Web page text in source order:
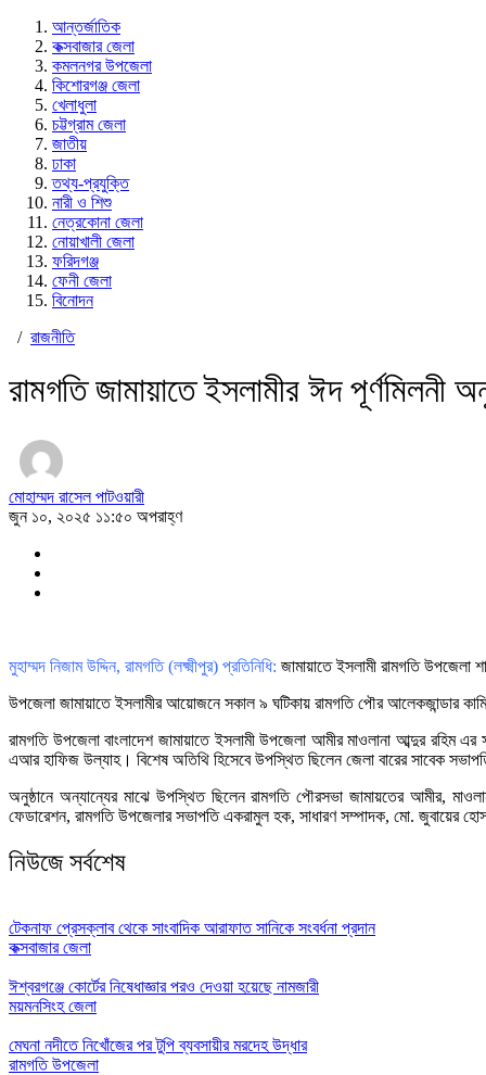
আন্তর্জাতিক
কক্সবাজার জেলা
কমলনগর উপজেলা
কিশোরগঞ্জ জেলা
খেলাধুলা
চট্টগ্রাম জেলা
জাতীয়
ঢাকা
তথ্য-প্রযুক্তি
নারী ও শিশু
নেত্রকোনা জেলা
নোয়াখালী জেলা
ফরিদগঞ্জ
ফেনী জেলা
বিনোদন
/ রাজনীতি
রামগতি জামায়াতে ইসলামীর ঈদ পূর্ণমিলনী
মোহাম্মদ রাসেল পাটওয়ারী
জুন ১০, ২০২৫ ১১:৫০ অপরাহ্ণ
মুহাম্মদ নিজাম উদ্দিন, রামগতি (লক্ষ্মীপুর) প্রতিনিধি: জামায়াতে ইসলামী রামগতি উপজেলা
উপজেলা জামায়াতে ইসলামীর আয়োজনে সকাল ৯ ঘটিকায় রামগতি পৌর আলেকজান্ডার
রামগতি উপজেলা বাংলাদেশ জামায়াতে ইসলামী উপজেলা আমীর মাওলানা আব্দুর রহিম
এআর হাফিজ উল্যাহ। বিশেষ অতিথি হিসেবে উপস্থিত ছিলেন জেলা বারের সাবেক
অনুষ্ঠানে অন্যান্যের মাঝে উপস্থিত ছিলেন রামগতি পৌরসভা জামায়তের আমীর,
ফেডারেশন, রামগতি উপজেলার সভাপতি একরামুল হক, সাধারণ সম্পাদক, মো. জুবায়ের
নিউজে সর্বশেষ
টেকনাফ প্রেসক্লাব থেকে সাংবাদিক আরাফাত সানিকে সংবর্ধনা প্রদান
কক্সবাজার জেলা
ঈশ্বরগঞ্জে কোর্টের নিষেধাজ্ঞার পরও দেওয়া হয়েছে নামজারী
ময়মনসিংহ জেলা
মেঘনা নদীতে নিখোঁজের পর টুপি ব্যবসায়ীর মরদেহ উদ্ধার
রামগতি উপজেলা